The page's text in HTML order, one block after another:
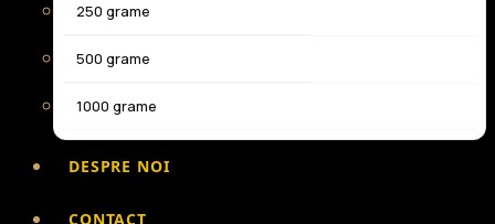
250 grame
500 grame
1000 grame
DESPRE NOI
CONTACT